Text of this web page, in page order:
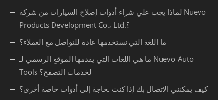
لماذا يجب علي شراء أدوات إصلاح السيارات من شركة Nuevo
Products Development Co.، Ltd.؟
ما اللغة التي نستخدمها عادة للتواصل مع العملاء؟
ما هي اللغات التي يقدمها الموقع الرسمي لـ Nuevo-Auto-
Tools لخدمات التصفح؟
كيف يمكنني الاتصال بك إذا كنت بحاجة إلى أدوات خاصة أخرى؟